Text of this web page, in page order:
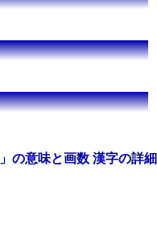
」の意味と画数 漢字の詳細